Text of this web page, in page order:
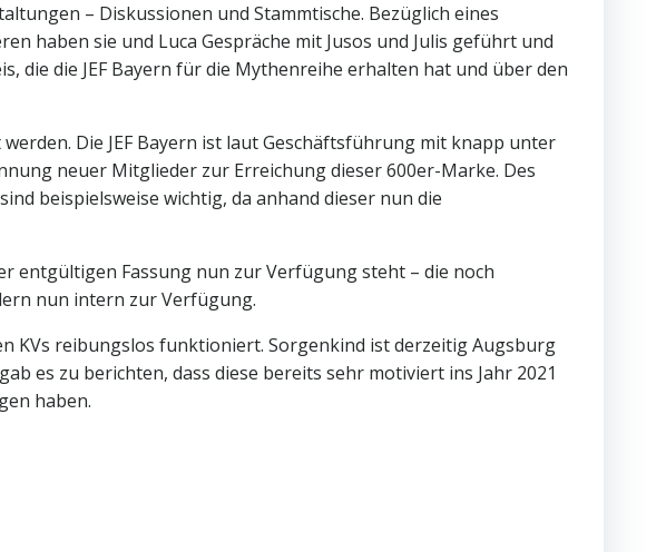
– Diskussionen und Stammtische. Bezüglich eines
haben sie und Luca Gespräche mit Jusos und Julis geführt und
die die JEF Bayern für die Mythenreihe erhalten hat und über den
Die JEF Bayern ist laut Geschäftsführung mit knapp unter
neuer Mitglieder zur Erreichung dieser 600er-Marke. Des
beispielsweise wichtig, da anhand dieser nun die
entgültigen Fassung nun zur Verfügung steht – die noch
nun intern zur Verfügung.
KVs reibungslos funktioniert. Sorgenkind ist derzeitig Augsburg
es zu berichten, dass diese bereits sehr motiviert ins Jahr 2021
haben.